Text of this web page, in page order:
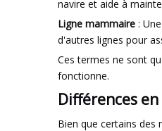
navire et aide à
Ligne mammaire :
d'autres lignes pour
Ces termes ne sont
fonctionne.
Différences
Bien que certains des